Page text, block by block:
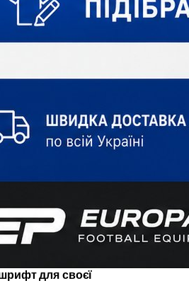
для своєї